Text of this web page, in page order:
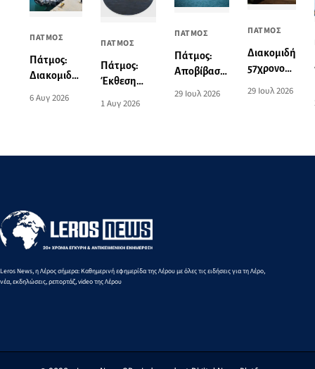
ΠΑΤΜΟΣ
Πάτμος:
Διακομιδή
στη Λέρο
6 Αυγ 2026
ΠΑΤΜΟΣ
Πάτμος:
Έκθεση
του Norman
Σταύρακα
1 Αυγ 2026
ΠΑΤΜΟΣ
Πάτμος:
Αποβίβαση
29 Ιουλ 2026
ΠΑΤΜΟΣ
Διακομιδή
57χρονου
29 Ιουλ 2026
Leros News, η Λέρος σήμερα: Καθημερινή εφημερίδα της Λέρου με όλες τις ειδήσεις για τη Λέρο,
νέα, εκδηλώσεις, ρεπορτάζ, video της Λέρου